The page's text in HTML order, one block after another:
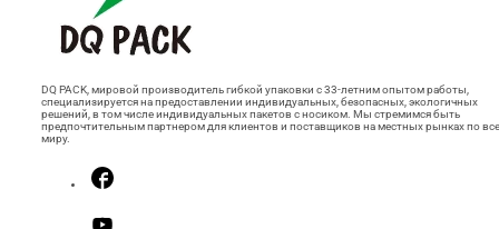
DQ PACK, мировой производитель гибкой упаковки с 33-летним опытом работы,
специализируется на предоставлении индивидуальных, безопасных, экологичных
решений, в том числе индивидуальных пакетов с носиком. Мы стремимся быть
предпочтительным партнером для клиентов и поставщиков на местных рынках по
миру.